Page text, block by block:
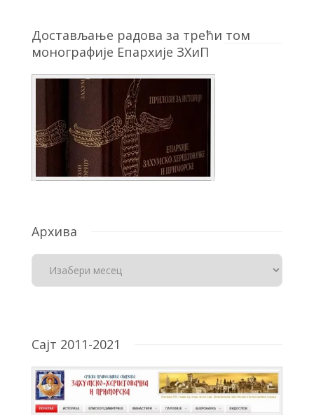
Достављање радова за трећи том
монографије Епархије ЗХиП
Архива
Сајт 2011-2021